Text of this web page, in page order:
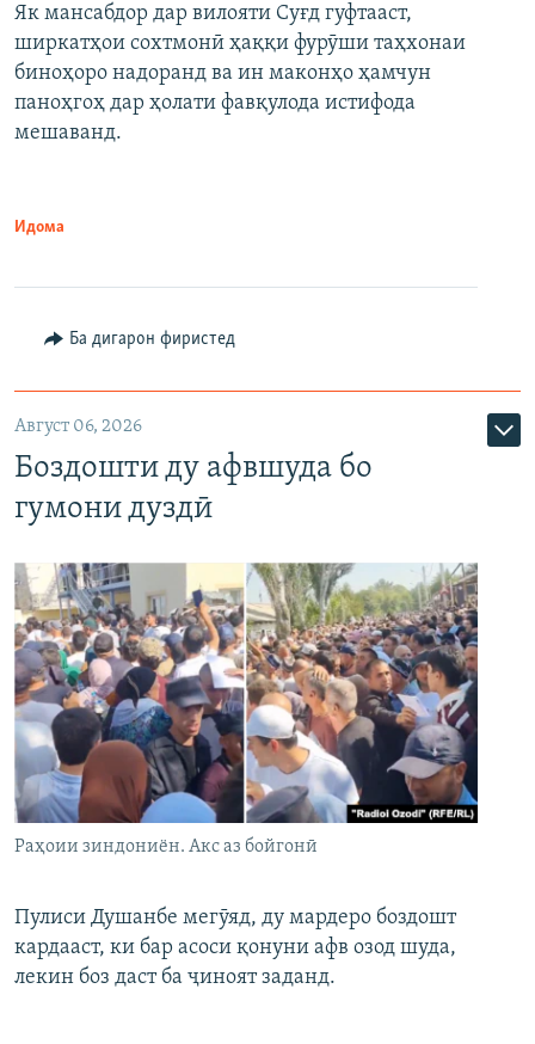
Як мансабдор дар вилояти Суғд гуфтааст,
ширкатҳои сохтмонӣ ҳаққи фурӯши таҳхонаи
биноҳоро надоранд ва ин маконҳо ҳамчун
паноҳгоҳ дар ҳолати фавқулода истифода
мешаванд.
Идома
Ба дигарон фиристед
Август 06, 2026
Боздошти ду афвшуда бо
гумони дуздӣ
Раҳоии зиндониён. Акс аз бойгонӣ
Пулиси Душанбе мегӯяд, ду мардеро боздошт
кардааст, ки бар асоси қонуни афв озод шуда,
лекин боз даст ба ҷиноят заданд.